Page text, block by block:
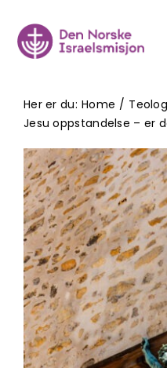
content
Her er du: Home
Jesu oppstandelse – er